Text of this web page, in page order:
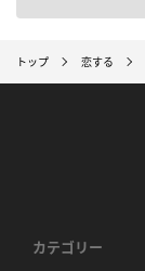
トップ 恋する
カテゴリー